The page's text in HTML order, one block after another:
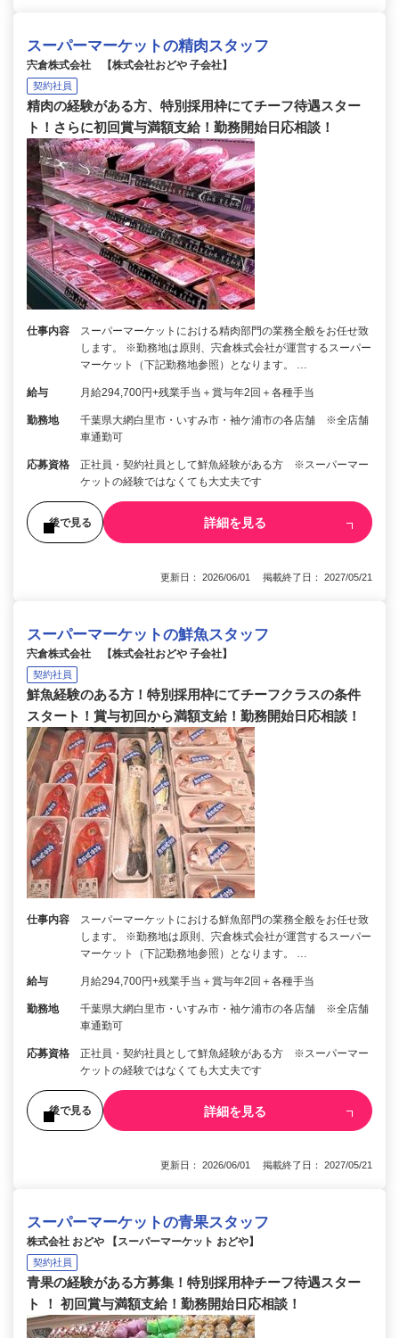
スーパーマーケットの精肉スタッフ
宍倉株式会社 【株式会社おどや 子会社】
契約社員
精肉の経験がある方、特別採用枠にてチーフ待遇スター
ト！さらに初回賞与満額支給！勤務開始日応相談！
仕事内容
スーパーマーケットにおける精肉部門の業務全般をお任せ致
します。 ※勤務地は原則、宍倉株式会社が運営するスーパー
マーケット（下記勤務地参照）となります。 …
給与 月給294,700円+残業手当＋賞与年2回＋各種手当
勤務地
千葉県大網白里市・いすみ市・袖ケ浦市の各店舗 ※全店舗
車通勤可
応募資格
正社員・契約社員として鮮魚経験がある方 ※スーパーマー
ケットの経験ではなくても大丈夫です
後で見る 詳細を見る
更新日： 2026/06/01 掲載終了日： 2027/05/21
スーパーマーケットの鮮魚スタッフ
宍倉株式会社 【株式会社おどや 子会社】
契約社員
鮮魚経験のある方！特別採用枠にてチーフクラスの条件
スタート！賞与初回から満額支給！勤務開始日応相談！
仕事内容
スーパーマーケットにおける鮮魚部門の業務全般をお任せ致
します。 ※勤務地は原則、宍倉株式会社が運営するスーパー
マーケット（下記勤務地参照）となります。 …
給与 月給294,700円+残業手当＋賞与年2回＋各種手当
勤務地
千葉県大網白里市・いすみ市・袖ケ浦市の各店舗 ※全店舗
車通勤可
応募資格
正社員・契約社員として鮮魚経験がある方 ※スーパーマー
ケットの経験ではなくても大丈夫です
後で見る 詳細を見る
更新日： 2026/06/01 掲載終了日： 2027/05/21
スーパーマーケットの青果スタッフ
株式会社 おどや 【スーパーマーケット おどや】
契約社員
青果の経験がある方募集！特別採用枠チーフ待遇スター
ト ！ 初回賞与満額支給！勤務開始日応相談！